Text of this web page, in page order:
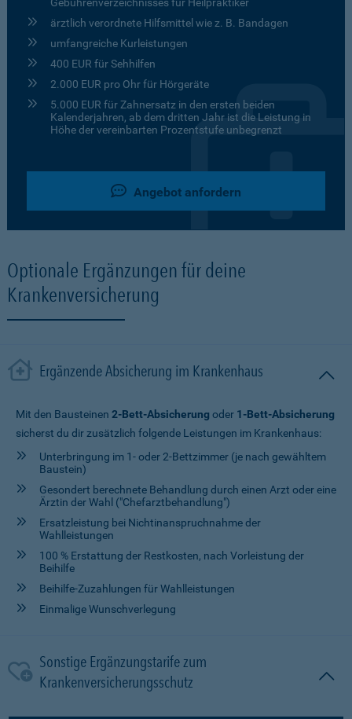
ärztlich verordnete Hilfsmittel wie z. B. Bandagen
umfangreiche Kurleistungen
400 EUR für Sehhilfen
2.000 EUR pro Ohr für Hörgeräte
5.000 EUR für Zahnersatz in den ersten beiden
Kalenderjahren, ab dem dritten Jahr ist die Leistung in
Höhe der vereinbarten Prozentstufe unbegrenzt
Angebot anfordern
Optionale Ergänzungen für deine
Krankenversicherung
Ergänzende Absicherung im Krankenhaus
Mit den Bausteinen 2-Bett-Absicherung oder 1-Bett-Absicherung
sicherst du dir zusätzlich folgende Leistungen im Krankenhaus:
Unterbringung im 1- oder 2-Bettzimmer (je nach gewähltem
Baustein)
Gesondert berechnete Behandlung durch einen Arzt oder eine
Ärztin der Wahl ("Chefarztbehandlung")
Ersatzleistung bei Nichtinanspruchnahme der
Wahlleistungen
100 % Erstattung der Restkosten, nach Vorleistung der
Beihilfe
Beihilfe-Zuzahlungen für Wahlleistungen
Einmalige Wunschverlegung
Sonstige Ergänzungstarife zum
Krankenversicherungsschutz